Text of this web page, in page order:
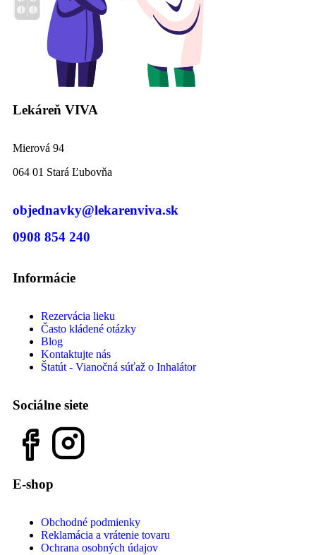
Lekáreň VIVA
Mierová 94
064 01 Stará Ľubovňa
objednavky@lekarenviva.sk
0908 854 240
Informácie
Rezervácia lieku
Často kládené otázky
Blog
Kontaktujte nás
Štatút - Vianočná súťaž o Inhalátor
Sociálne siete
E-shop
Obchodné podmienky
Reklamácia a vrátenie tovaru
Ochrana osobných údajov